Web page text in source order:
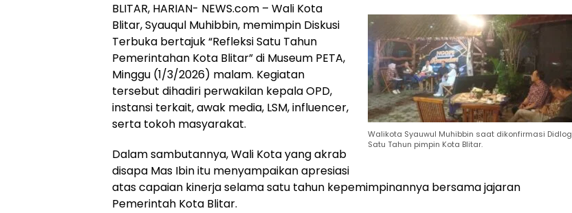
Walikota Syauwul Muhibbin saat dikonfirmasi Didlog
Satu Tahun pimpin Kota Blitar.
BLITAR, HARIAN- NEWS.com – Wali Kota
Blitar, Syauqul Muhibbin, memimpin Diskusi
Terbuka bertajuk “Refleksi Satu Tahun
Pemerintahan Kota Blitar” di Museum PETA,
Minggu (1/3/2026) malam. Kegiatan
tersebut dihadiri perwakilan kepala OPD,
instansi terkait, awak media, LSM, influencer,
serta tokoh masyarakat.
Dalam sambutannya, Wali Kota yang akrab
disapa Mas Ibin itu menyampaikan apresiasi
atas capaian kinerja selama satu tahun kepemimpinannya bersama jajaran
Pemerintah Kota Blitar.